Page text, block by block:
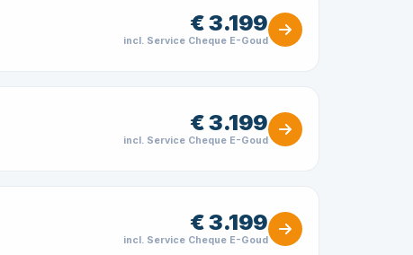
€ 3.199
incl. Service Cheque E-Goud
€ 3.199
incl. Service Cheque E-Goud
€ 3.199
incl. Service Cheque E-Goud